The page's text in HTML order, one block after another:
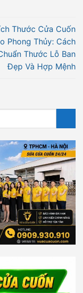
Thước Cửa Cuốn
Phong Thủy: Cách
Thước Lỗ Ban
Đẹp Và Hợp Mệnh